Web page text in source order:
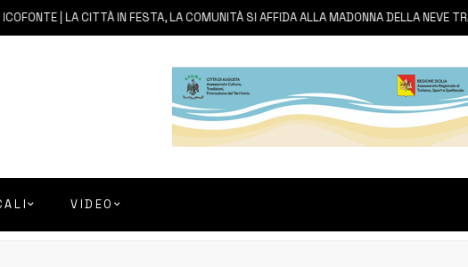
| LA CITTÀ IN FESTA, LA COMUNITÀ SI AFFIDA ALLA MADONNA DELLA NEVE TRA
VIDEO